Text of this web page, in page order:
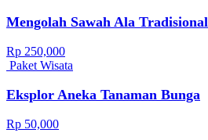
Mengolah Sawah Ala Tradisional
Rp 250,000
Paket Wisata
Eksplor Aneka Tanaman Bunga
Rp 50,000